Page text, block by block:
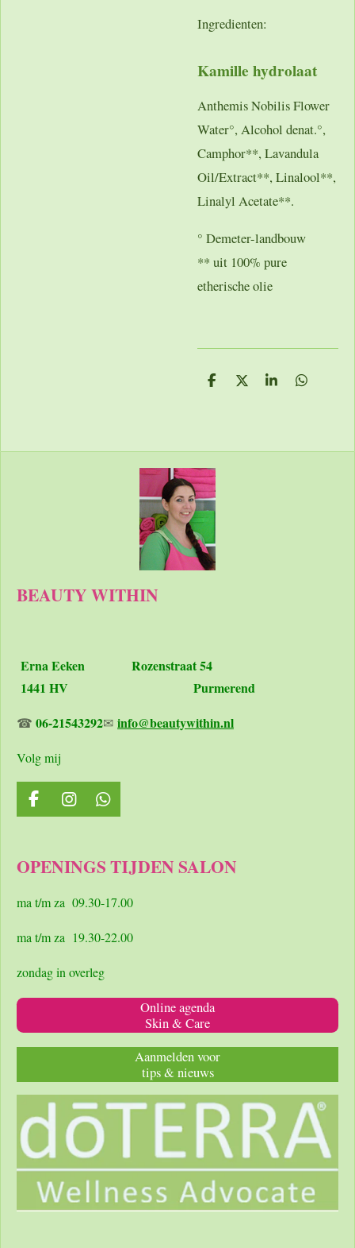
Ingredienten:
Kamille hydrolaat
Anthemis Nobilis Flower
Water°, Alcohol denat.°,
Camphor**, Lavandula
Oil/Extract**, Linalool**,
Linalyl Acetate**.
° Demeter-landbouw
** uit 100% pure
etherische olie
D
D
S
D
BEAUTY WITHIN
Erna Eeken Rozenstraat 54
1441 HV Purmerend
☎ 06-21543292✉ info@beautywithin.nl
Volg mij
F
a
b
o
I
n
a
r
m
W
h
s
p
OPENINGS TIJDEN SALON
ma t/m za 09.30-17.00
ma t/m za 19.30-22.00
zondag in overleg
Online agenda
Skin & Care
Aanmelden voor
tips & nieuws